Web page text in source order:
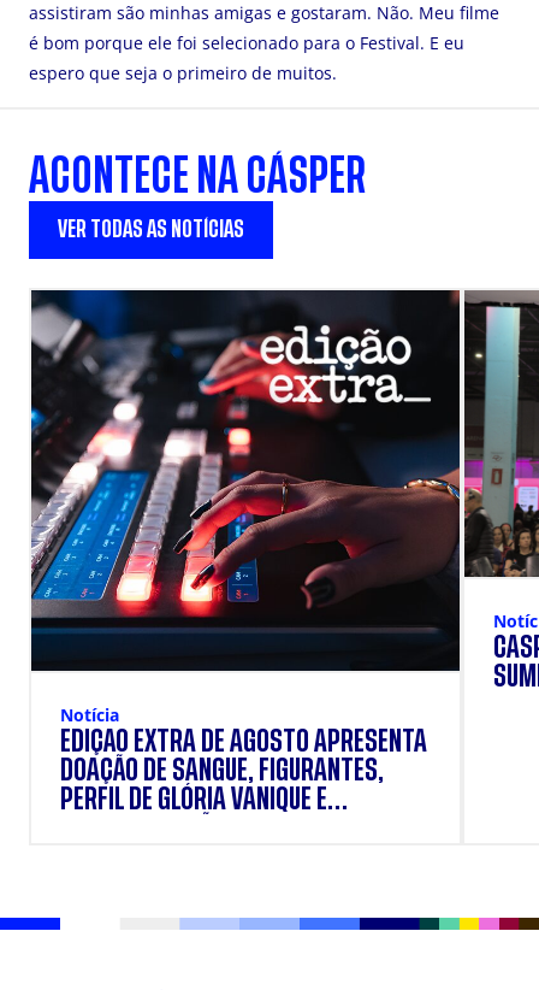
assistiram são minhas amigas e gostaram. Não. Meu filme
é bom porque ele foi selecionado para o Festival. E eu
espero que seja o primeiro de muitos.
ACONTECE NA CÁSPER
VER TODAS AS NOTÍCIAS
Notícia
EDIÇÃO EXTRA DE AGOSTO APRESENTA
DOAÇÃO DE SANGUE, FIGURANTES,
PERFIL DE GLÓRIA VANIQUE E